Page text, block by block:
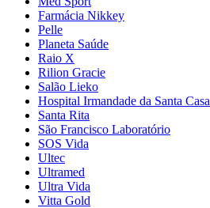
Farmácia Nikkey
Pelle
Planeta Saúde
Raio X
Rilion Gracie
Salão Lieko
Hospital Irmandade da Santa Casa
Santa Rita
São Francisco Laboratório
SOS Vida
Ultec
Ultramed
Ultra Vida
Vitta Gold